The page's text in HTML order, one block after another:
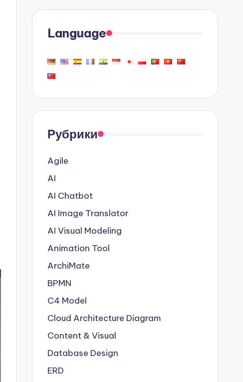
Language
Рубрики
Agile
AI
AI Chatbot
AI Image Translator
AI Visual Modeling
Animation Tool
ArchiMate
BPMN
C4 Model
Cloud Architecture Diagram
Content & Visual
Database Design
ERD